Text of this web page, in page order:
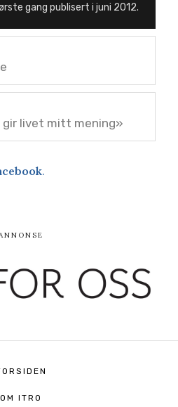
gang publisert i juni 2012.
gir livet mitt mening»
.
OM ITRO